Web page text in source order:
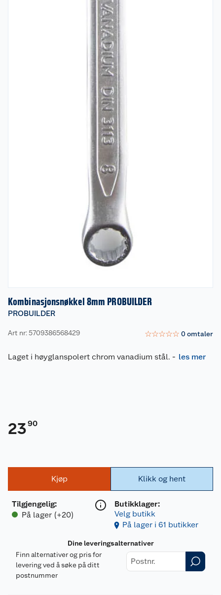
Kombinasjonsnøkkel 8mm PROBUILDER
PROBUILDER
Art nr: 5709386568429 ☆☆☆☆☆ 0omtaler
Laget i høyglanspolert chrom vanadium stål. - les mer
2390
Kjøp
Tilgjengelig:
På lager (+20)
Klikk og hent
Butikklager:
Velg butikk
På lager i 61 butikker
Dine leveringsalternativer
Finn alternativer og pris for
levering ved å søke på ditt
postnummer